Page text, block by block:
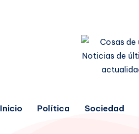
Inicio Política Sociedad